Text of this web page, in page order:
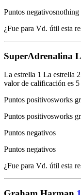
Puntos negativosnothing
¿Fue para Vd. útil esta
SuperAdrenalina
La estrella 1 La estrella 2
valor de calificación es 5
Puntos positivosworks
Puntos positivosworks
Puntos negativos
Puntos negativos
¿Fue para Vd. útil esta